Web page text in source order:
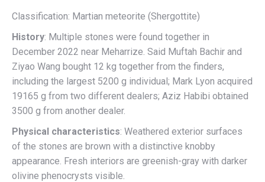
Classification: Martian meteorite (Shergottite)
History: Multiple stones were found together in
December 2022 near Meharrize. Said Muftah Bachir and
Ziyao Wang bought 12 kg together from the finders,
including the largest 5200 g individual; Mark Lyon acquired
19165 g from two different dealers; Aziz Habibi obtained
3500 g from another dealer.
Physical characteristics: Weathered exterior surfaces
of the stones are brown with a distinctive knobby
appearance. Fresh interiors are greenish-gray with darker
olivine phenocrysts visible.